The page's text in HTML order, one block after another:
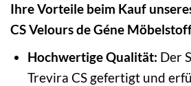
Ihre Vorteile beim Kauf
CS Velours de Géne
Hochwertige Qualität: Der
Trevira CS gefertigt und